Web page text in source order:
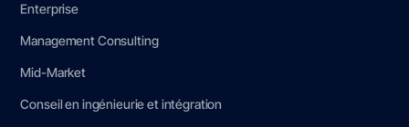
Enterprise
Management Consulting
Mid-Market
Conseil en ingénieurie et intégration